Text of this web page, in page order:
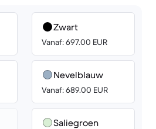
Zwart
Vanaf: 697.00 EUR
Nevelblauw
Vanaf: 689.00 EUR
Saliegroen